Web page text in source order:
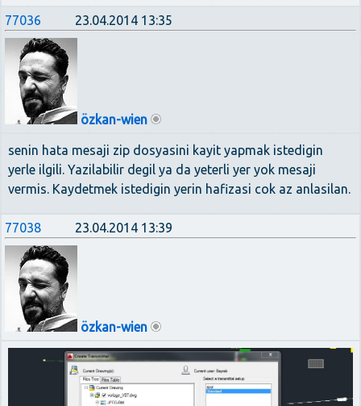
77036 23.04.2014 13:35
özkan-wien
senin hata mesaji zip dosyasini kayit yapmak istedigin
yerle ilgili. Yazilabilir degil ya da yeterli yer yok mesaji
vermis. Kaydetmek istedigin yerin hafizasi cok az anlasilan.
77038 23.04.2014 13:39
özkan-wien